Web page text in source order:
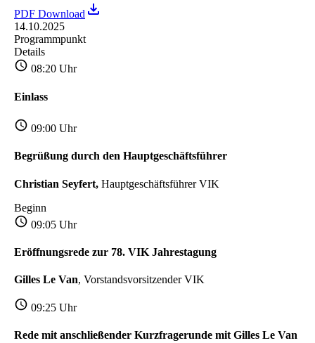
PDF Download
14.10.2025
Programmpunkt
Details
08:20 Uhr
Einlass
09:00 Uhr
Begrüßung durch den Hauptgeschäftsführer
Christian Seyfert, Hauptgeschäftsführer VIK
Beginn
09:05 Uhr
Eröffnungsrede zur 78. VIK Jahrestagung
Gilles Le Van, Vorstandsvorsitzender VIK
09:25 Uhr
Rede mit anschließender Kurzfragerunde mit Gilles Le Van